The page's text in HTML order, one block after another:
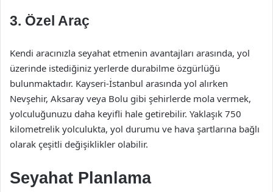
3. Özel Araç
Kendi aracınızla seyahat etmenin avantajları arasında, yol
üzerinde istediğiniz yerlerde durabilme özgürlüğü
bulunmaktadır. Kayseri-İstanbul arasında yol alırken
Nevşehir, Aksaray veya Bolu gibi şehirlerde mola vermek,
yolculuğunuzu daha keyifli hale getirebilir. Yaklaşık 750
kilometrelik yolculukta, yol durumu ve hava şartlarına bağlı
olarak çeşitli değişiklikler olabilir.
Seyahat Planlama